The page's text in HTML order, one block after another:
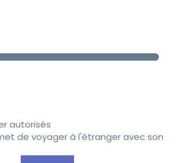
autorisés
de voyager à l'étranger avec son